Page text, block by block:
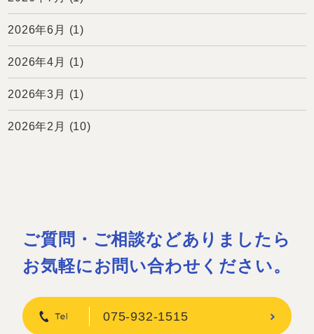
2026年6月 (1)
2026年4月 (1)
2026年3月 (1)
2026年2月 (10)
ご質問・ご相談などありましたら
お気軽にお問い合わせください。
075-932-1515